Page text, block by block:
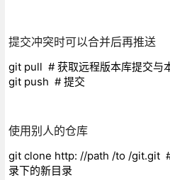
提交冲突时可以合并后再推送
git pull # 获取远程版本库提交与
git push # 提交
使用别人的仓库
git clone http: //path /to /git.git
录下的新目录